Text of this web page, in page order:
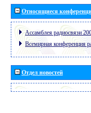
Относящиеся
Ассамблея радиосвязи
Всемирная конференция
Отдел новостей